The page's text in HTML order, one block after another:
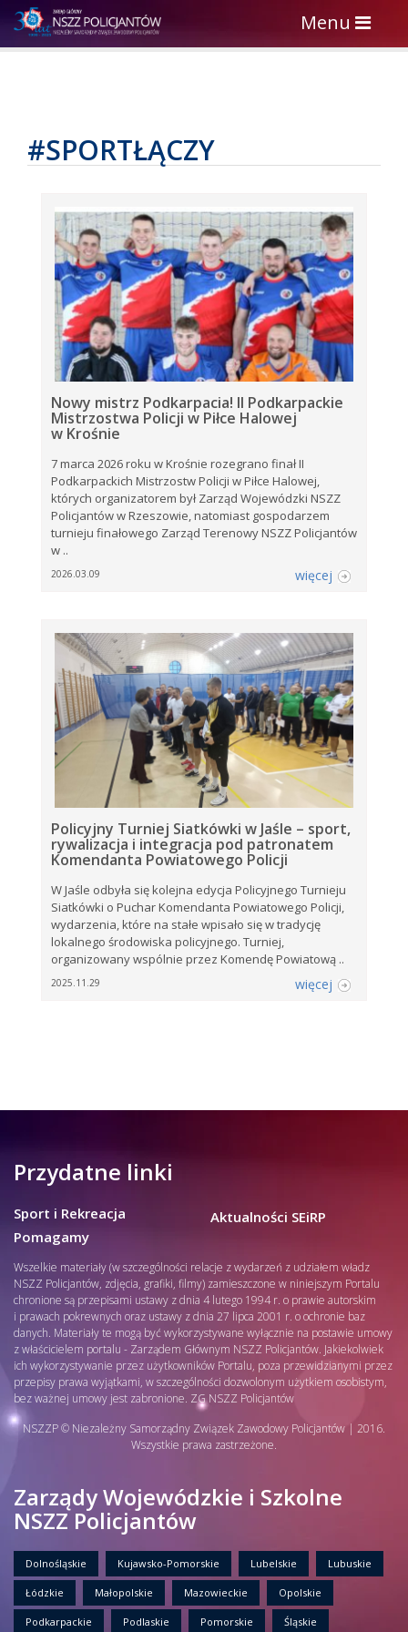
Toggle
navigation
Menu
#SPORTŁĄCZY
Nowy mistrz Podkarpacia! II Podkarpackie
Mistrzostwa Policji w Piłce Halowej
w Krośnie
7 marca 2026 roku w Krośnie rozegrano finał II
Podkarpackich Mistrzostw Policji w Piłce Halowej,
których organizatorem był Zarząd Wojewódzki NSZZ
Policjantów w Rzeszowie, natomiast gospodarzem
turnieju finałowego Zarząd Terenowy NSZZ Policjantów
w ..
2026.03.09 więcej
Policyjny Turniej Siatkówki w Jaśle – sport,
rywalizacja i integracja pod patronatem
Komendanta Powiatowego Policji
W Jaśle odbyła się kolejna edycja Policyjnego Turnieju
Siatkówki o Puchar Komendanta Powiatowego Policji,
wydarzenia, które na stałe wpisało się w tradycję
lokalnego środowiska policyjnego. Turniej,
organizowany wspólnie przez Komendę Powiatową ..
2025.11.29 więcej
Przydatne linki
Sport i Rekreacja
Pomagamy
Aktualności SEiRP
Wszelkie materiały (w szczególności relacje z wydarzeń z udziałem władz
NSZZ Policjantów, zdjęcia, grafiki, filmy) zamieszczone w niniejszym Portalu
chronione są przepisami ustawy z dnia 4 lutego 1994 r. o prawie autorskim
i prawach pokrewnych oraz ustawy z dnia 27 lipca 2001 r. o ochronie baz
danych. Materiały te mogą być wykorzystywane wyłącznie na postawie umowy
z właścicielem portalu - Zarządem Głównym NSZZ Policjantów. Jakiekolwiek
ich wykorzystywanie przez użytkowników Portalu, poza przewidzianymi przez
przepisy prawa wyjątkami, w szczególności dozwolonym użytkiem osobistym,
bez ważnej umowy jest zabronione. ZG NSZZ Policjantów
NSZZP © Niezależny Samorządny Związek Zawodowy Policjantów | 2016.
Wszystkie prawa zastrzeżone.
Zarządy Wojewódzkie i Szkolne
NSZZ Policjantów
Dolnośląskie Kujawsko-Pomorskie Lubelskie Lubuskie
Łódzkie Małopolskie Mazowieckie Opolskie
Podkarpackie Podlaskie Pomorskie Śląskie